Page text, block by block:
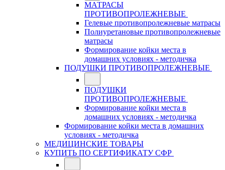
МАТРАСЫ
ПРОТИВОПРОЛЕЖНЕВЫЕ
Гелевые противопролежневые матрасы
Полиуретановые противопролежневые
матрасы
Формирование койки места в
домашних условиях - методичка
ПОДУШКИ ПРОТИВОПРОЛЕЖНЕВЫЕ
ПОДУШКИ
ПРОТИВОПРОЛЕЖНЕВЫЕ
Формирование койки места в
домашних условиях - методичка
Формирование койки места в домашних
условиях - методичка
МЕДИЦИНСКИЕ ТОВАРЫ
КУПИТЬ ПО СЕРТИФИКАТУ СФР